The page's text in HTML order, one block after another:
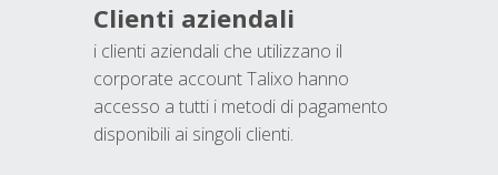
Clienti aziendali
i clienti aziendali che utilizzano il
corporate account Talixo hanno
accesso a tutti i metodi di pagamento
disponibili ai singoli clienti.